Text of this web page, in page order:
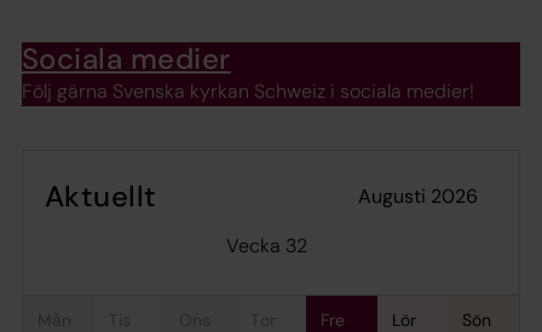
Sociala medier
Följ gärna Svenska kyrkan Schweiz i sociala medier!
Aktuellt
augusti 2026
Vecka 32
tis tor fre lör sön